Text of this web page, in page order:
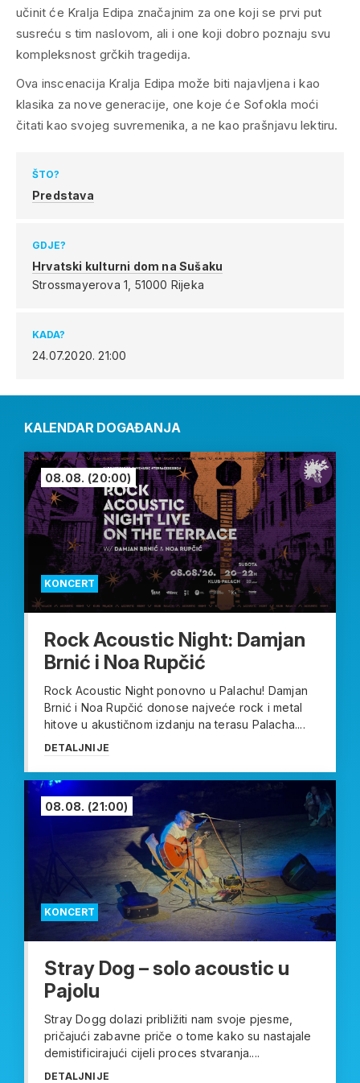
učinit će Kralja Edipa značajnim za one koji se prvi put
susreću s tim naslovom, ali i one koji dobro poznaju svu
kompleksnost grčkih tragedija.
Ova inscenacija Kralja Edipa može biti najavljena i kao
klasika za nove generacije, one koje će Sofokla moći
čitati kao svojeg suvremenika, a ne kao prašnjavu lektiru.
ŠTO?
Predstava
GDJE?
Hrvatski kulturni dom na Sušaku
Strossmayerova 1, 51000 Rijeka
KADA?
24.07.2020.21:00
KALENDAR DOGAĐANJA
KONCERT
08.08. (20:00)
Rock Acoustic Night: Damjan
Brnić i Noa Rupčić
Rock Acoustic Night ponovno u Palachu! Damjan
Brnić i Noa Rupčić donose najveće rock i metal
hitove u akustičnom izdanju na terasu Palacha....
DETALJNIJE
KONCERT
08.08. (21:00)
Stray Dog – solo acoustic u
Pajolu
Stray Dogg dolazi približiti nam svoje pjesme,
pričajući zabavne priče o tome kako su nastajale
demistificirajući cijeli proces stvaranja....
DETALJNIJE